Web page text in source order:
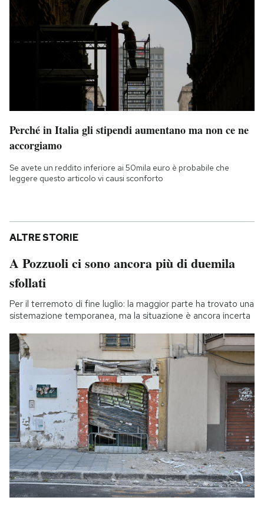
Perché in Italia gli stipendi aumentano ma non ce ne
accorgiamo
Se avete un reddito inferiore ai 50mila euro è probabile che
leggere questo articolo vi causi sconforto
ALTRE STORIE
A Pozzuoli ci sono ancora più di duemila
sfollati
Per il terremoto di fine luglio: la maggior parte ha trovato una
sistemazione temporanea, ma la situazione è ancora incerta